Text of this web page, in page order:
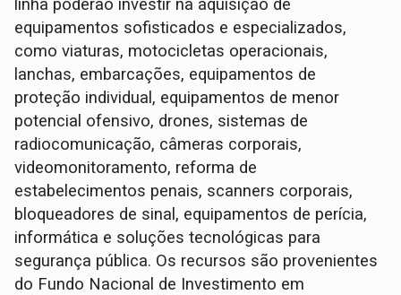
linha poderão investir na aquisição de
equipamentos sofisticados e especializados,
como viaturas, motocicletas operacionais,
lanchas, embarcações, equipamentos de
proteção individual, equipamentos de menor
potencial ofensivo, drones, sistemas de
radiocomunicação, câmeras corporais,
videomonitoramento, reforma de
estabelecimentos penais, scanners corporais,
bloqueadores de sinal, equipamentos de perícia,
informática e soluções tecnológicas para
segurança pública. Os recursos são provenientes
do Fundo Nacional de Investimento em